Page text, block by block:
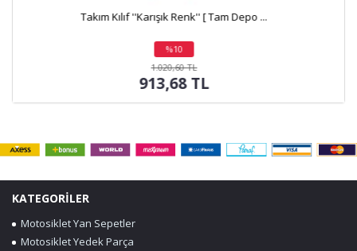
Yan Kapak Kılıfı ''Püsküllü'' Takım [ Pl...
KATEGORİLER
Motosiklet Yan Sepetler
Motosiklet Yedek Parça